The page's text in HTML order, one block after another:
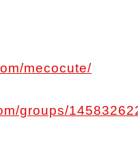
mecocute/
groups/